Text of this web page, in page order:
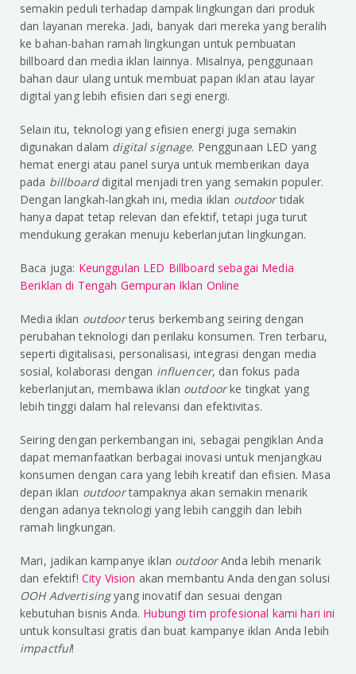
semakin peduli terhadap dampak lingkungan dari produk
dan layanan mereka. Jadi, banyak dari mereka yang beralih
ke bahan-bahan ramah lingkungan untuk pembuatan
billboard dan media iklan lainnya. Misalnya, penggunaan
bahan daur ulang untuk membuat papan iklan atau layar
digital yang lebih efisien dari segi energi.
Selain itu, teknologi yang efisien energi juga semakin
digunakan dalam digital signage. Penggunaan LED yang
hemat energi atau panel surya untuk memberikan daya
pada billboard digital menjadi tren yang semakin populer.
Dengan langkah-langkah ini, media iklan outdoortidak
hanya dapat tetap relevan dan efektif, tetapi juga turut
mendukung gerakan menuju keberlanjutan lingkungan.
Baca juga: Keunggulan LED Billboard sebagai Media
Beriklan di Tengah Gempuran Iklan Online
Media iklan outdoorterus berkembang seiring dengan
perubahan teknologi dan perilaku konsumen. Tren terbaru,
seperti digitalisasi, personalisasi, integrasi dengan media
sosial, kolaborasi dengan influencer, dan fokus pada
keberlanjutan, membawa iklan outdoorke tingkat yang
lebih tinggi dalam hal relevansi dan efektivitas.
Seiring dengan perkembangan ini, sebagai pengiklan Anda
dapat memanfaatkan berbagai inovasi untuk menjangkau
konsumen dengan cara yang lebih kreatif dan efisien. Masa
depan iklan outdoortampaknya akan semakin menarik
dengan adanya teknologi yang lebih canggih dan lebih
ramah lingkungan.
Mari, jadikan kampanye iklan outdoorAnda lebih menarik
dan efektif! City Vision akan membantu Anda dengan solusi
OOH Advertisingyang inovatif dan sesuai dengan
kebutuhan bisnis Anda. Hubungi tim profesional kami hari ini
untuk konsultasi gratis dan buat kampanye iklan Anda lebih
impactful!